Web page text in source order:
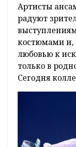
Артисты
радуют
костюмами и,
любовью к
только в
Сегодня